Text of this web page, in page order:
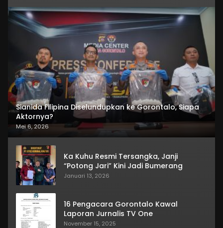
Sianida Filipina Diselundupkan ke Gorontalo, Siapa
Aktornya?
Mei 6, 2026
Ka Kuhu Resmi Tersangka, Janji
“Potong Jari” Kini Jadi Bumerang
Januari 13, 2026
16 Pengacara Gorontalo Kawal
Laporan Jurnalis TV One
November 15, 2025